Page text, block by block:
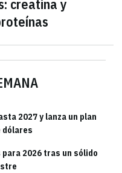
2027 y lanza un plan
dólares
2026 tras un sólido
creatina y